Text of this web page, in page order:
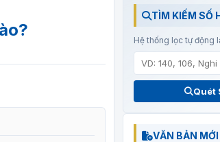
TÌM KIẾM SỐ
Hệ thống lọc tự động
Quét
VĂN BẢN MỚI